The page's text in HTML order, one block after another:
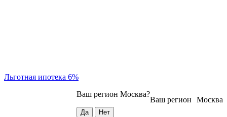
Льготная ипотека 6%
Москва
Ваш регион
Ваш регион Москва?